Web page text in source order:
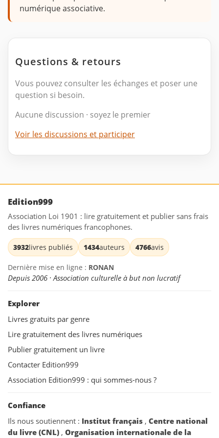
numérique associative.
Questions & retours
Vous pouvez consulter les échanges et poser une
question si besoin.
Aucune discussion · soyez le premier
Voir les discussions et participer
Edition999
Association Loi 1901 : lire gratuitement et publier sans frais
des livres numériques francophones.
3932livres publiés 1434auteurs 4766avis
Dernière mise en ligne : RONAN
Depuis 2006 · Association culturelle à but non lucratif
Explorer
Livres gratuits par genre
Lire gratuitement des livres numériques
Publier gratuitement un livre
Contacter Edition999
Association Edition999 : qui sommes-nous ?
Confiance
Ils nous soutiennent : Institut français , Centre national
du livre (CNL) , Organisation internationale de la